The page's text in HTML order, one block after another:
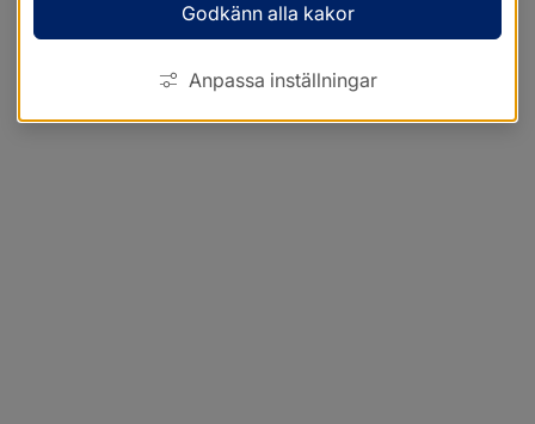
Godkänn alla kakor
Anpassa inställningar